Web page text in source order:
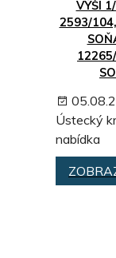
VÝŠI
2593/104,
Ústecký
nabídka